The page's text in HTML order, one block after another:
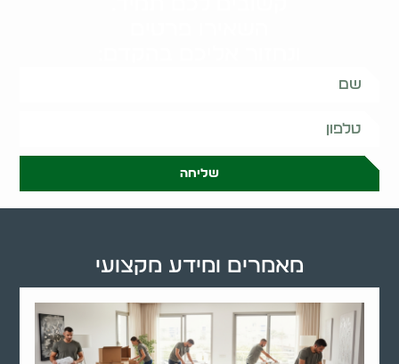
שליחה
מאמרים ומידע מקצועי